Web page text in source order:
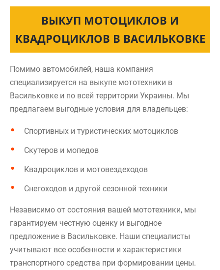
ВЫКУП МОТОЦИКЛОВ И
КВАДРОЦИКЛОВ В ВАСИЛЬКОВКЕ
Помимо автомобилей, наша компания
специализируется на выкупе мототехники в
Васильковке и по всей территории Украины. Мы
предлагаем выгодные условия для владельцев:
Спортивных и туристических мотоциклов
Скутеров и мопедов
Квадроциклов и мотовездеходов
Снегоходов и другой сезонной техники
Независимо от состояния вашей мототехники, мы
гарантируем честную оценку и выгодное
предложение в Васильковке. Наши специалисты
учитывают все особенности и характеристики
транспортного средства при формировании цены.